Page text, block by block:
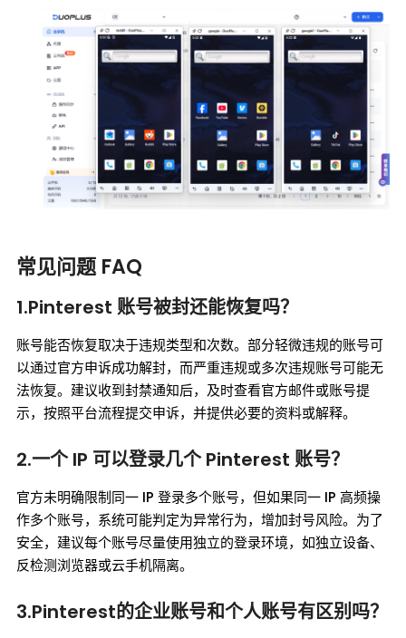
常见问题 FAQ
1.Pinterest 账号被封还能恢复吗？
账号能否恢复取决于违规类型和次数。部分轻微违规的账号可
以通过官方申诉成功解封，而严重违规或多次违规账号可能无
法恢复。建议收到封禁通知后，及时查看官方邮件或账号提
示，按照平台流程提交申诉，并提供必要的资料或解释。
2.一个 IP 可以登录几个 Pinterest 账号？
官方未明确限制同一 IP 登录多个账号，但如果同一 IP 高频操
作多个账号，系统可能判定为异常行为，增加封号风险。为了
安全，建议每个账号尽量使用独立的登录环境，如独立设备、
反检测浏览器或云手机隔离。
3.Pinterest的企业账号和个人账号有区别吗？